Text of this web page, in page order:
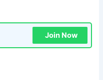
Join Now